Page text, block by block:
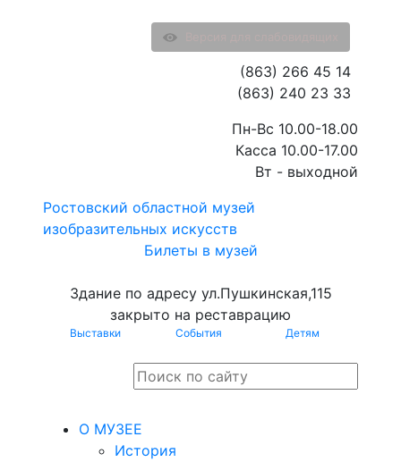
Ростовский областной музей
изобразительных искусств
Билеты в музей
Здание по адресу ул.Пушкинская,115
закрыто на реставрацию
Выставки События Детям
(863) 266 45 14
(863) 240 23 33
Пн-Вс 10.00-18.00
Касса 10.00-17.00
Вт - выходной
О МУЗЕЕ
История